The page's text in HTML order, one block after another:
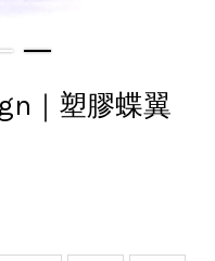
｜塑膠蝶翼